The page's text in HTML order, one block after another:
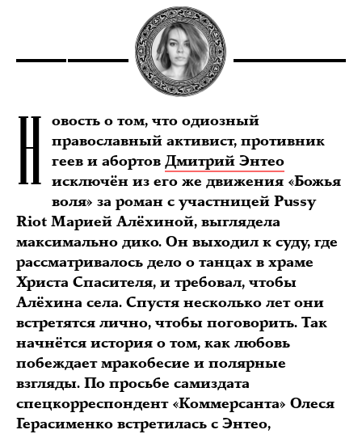
Н овость о том, что одиозный
православный активист, противник
геев и абортов Дмитрий Энтео
исключён из его же движения «Божья
воля» за роман с участницей Pussy
Riot Марией Алёхиной, выглядела
максимально дико. Он выходил к суду, где
рассматривалось дело о танцах в храме
Христа Спасителя, и требовал, чтобы
Алёхина села. Спустя несколько лет они
встретятся лично, чтобы поговорить. Так
начнётся история о том, как любовь
побеждает мракобесие и полярные
взгляды. По просьбе самиздата
спецкорреспондент «Коммерсанта» Олеся
Герасименко встретилась с Энтео,